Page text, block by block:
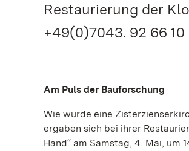
Restaurierung der
+49(0)7043. 92 66
Am Puls der Bauforschung
Wie wurde eine
ergaben sich bei ihrer
Hand“ am Samstag, 4. Mai,